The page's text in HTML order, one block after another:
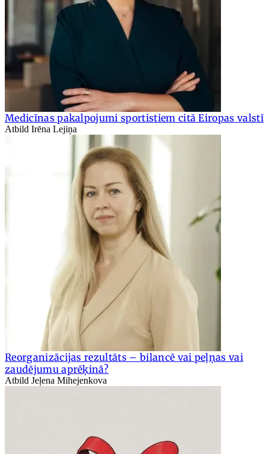
Medicīnas pakalpojumi sportistiem citā Eiropas valstī
Atbild Irēna Lejiņa
Reorganizācijas rezultāts – bilancē vai peļņas vai
zaudējumu aprēķinā?
Atbild Jeļena Mihejenkova